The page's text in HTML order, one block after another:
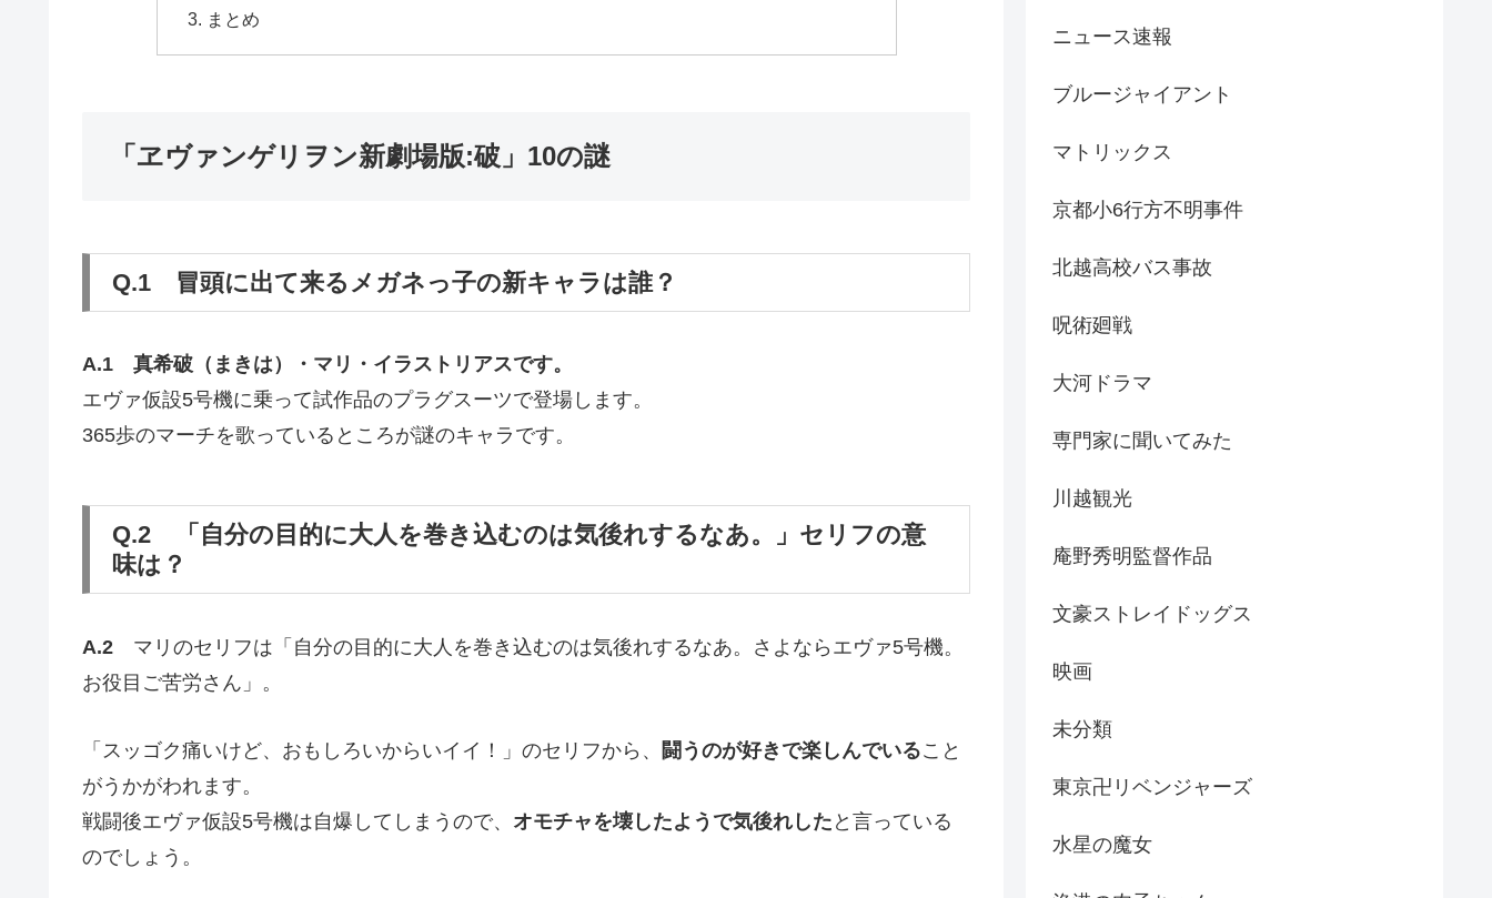
まとめ
「ヱヴァンゲリヲン新劇場版:破」10の謎
Q.1 冒頭に出て来るメガネっ子の新キャラは誰？
A.1 真希破（まきは）・マリ・イラストリアスです。
エヴァ仮設5号機に乗って試作品のプラグスーツで登場します。
365歩のマーチを歌っているところが謎のキャラです。
Q.2 「自分の目的に大人を巻き込むのは気後れするなあ。」セリフの意
味は？
A.2 マリのセリフは「自分の目的に大人を巻き込むのは気後れするなあ。さよならエヴァ5号機。
お役目ご苦労さん」。
「スッゴク痛いけど、おもしろいからいイイ！」のセリフから、 闘うのが好きで楽しんでいること
がうかがわれます。
戦闘後エヴァ仮設5号機は自爆してしまうので、 オモチャを壊したようで気後れした と言っている
のでしょう。
ニュース速報
ブルージャイアント
マトリックス
京都小6行方不明事件
北越高校バス事故
呪術廻戦
大河ドラマ
専門家に聞いてみた
川越観光
庵野秀明監督作品
文豪ストレイドッグス
映画
未分類
東京卍リベンジャーズ
水星の魔女